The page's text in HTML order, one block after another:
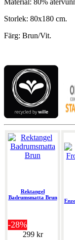
Material: 80%
Storlek: 80x180 cm.
Färg: Brun/Vit.
Rektangel
Badrumsmatta Brun
-28%
299 kr